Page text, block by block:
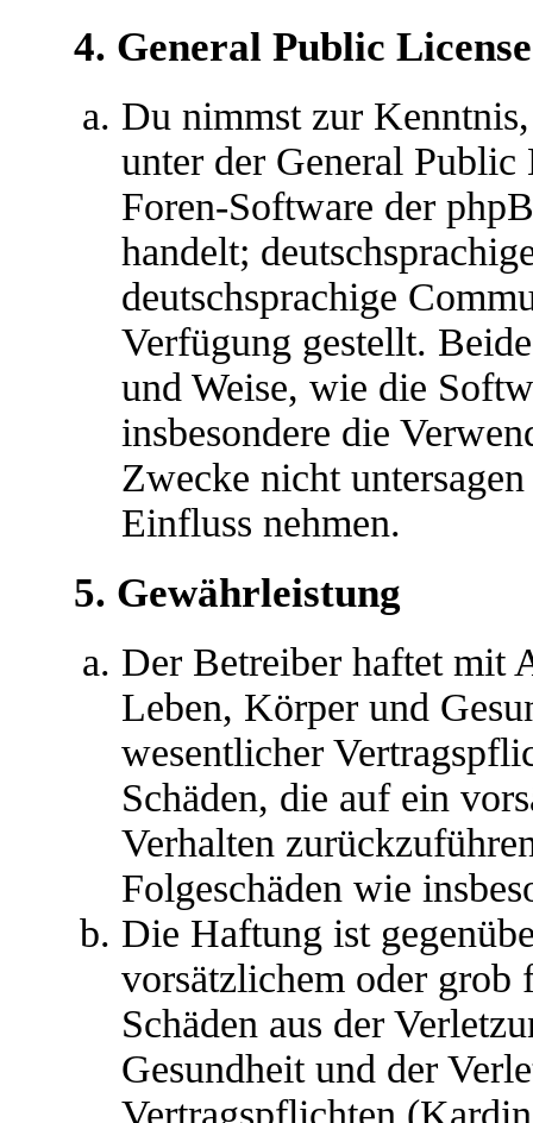
4. General Public License
Du nimmst zur
unter der General
Foren-Software der
handelt;
deutschsprachige
Verfügung gestellt.
und Weise, wie die
insbesondere die
Zwecke nicht
Einfluss nehmen.
5. Gewährleistung
Der Betreiber haftet mit
Leben, Körper und
wesentlicher
Schäden, die auf ein
Verhalten
Folgeschäden wie
Die Haftung ist
vorsätzlichem oder grob
Schäden aus der
Gesundheit und der